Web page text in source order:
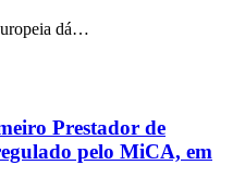
dá…
Prestador de
pelo MiCA, em